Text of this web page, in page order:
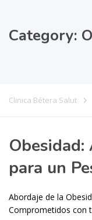
Category:
Clinica Bétera Salut
para un
Abordaje de la
Comprometidos con